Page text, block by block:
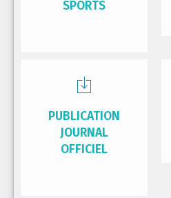
SPORTS
PUBLICATION
JOURNAL
OFFICIEL